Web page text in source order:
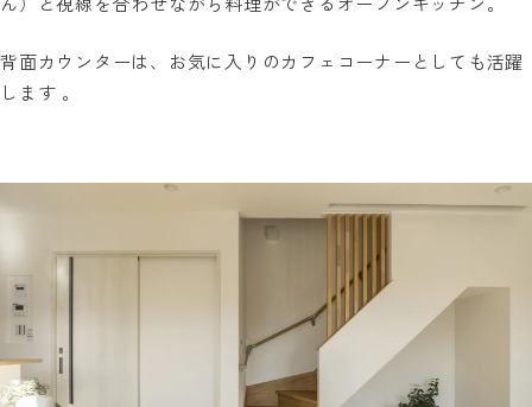
背面カウンターは、お気に入りのカフェコーナーとしても活躍
します 。